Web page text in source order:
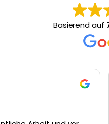
Basierend auf
Marcel Drewes